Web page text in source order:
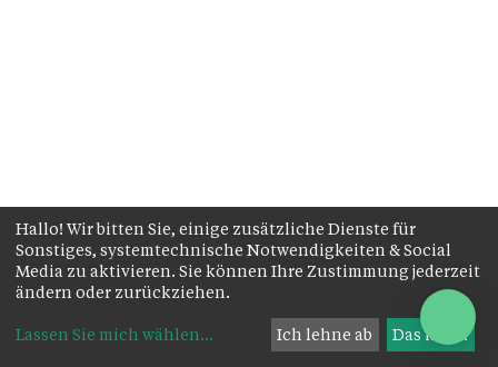
Hallo! Wir bitten Sie, einige zusätzliche Dienste für
Sonstiges, systemtechnische Notwendigkeiten & Social
Media zu aktivieren. Sie können Ihre Zustimmung jederzeit
ändern oder zurückziehen.
Lassen Sie mich wählen... Ich lehne ab Das ist ok